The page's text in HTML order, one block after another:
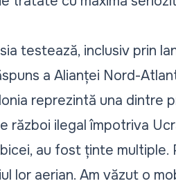
testează, inclusiv prin
a Alianței Nord-
reprezintă una dintre
război ilegal împotriva
au fost ținte
lor aerian. Am văzut o